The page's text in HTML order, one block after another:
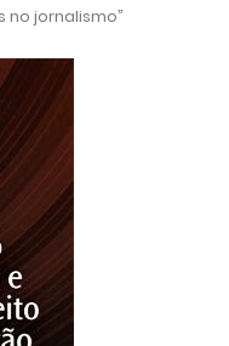
jornalismo”